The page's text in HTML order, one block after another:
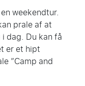
weekendtur.
prale af at
dag. Du kan få
er et hipt
”Camp and